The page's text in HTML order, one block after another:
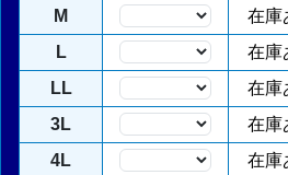
M 在庫
L 在庫
LL 在庫
3L 在庫
4L 在庫